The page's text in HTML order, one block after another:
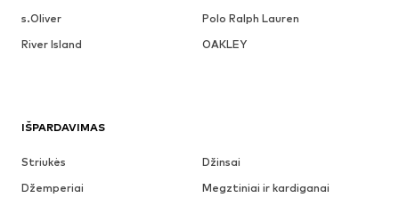
s.Oliver
Polo Ralph Lauren
River Island
OAKLEY
IŠPARDAVIMAS
Striukės
Džinsai
Džemperiai
Megztiniai ir kardiganai